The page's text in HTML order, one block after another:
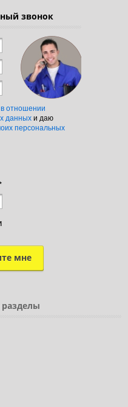
звонок
отношении
данныхи даю
персональных